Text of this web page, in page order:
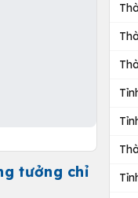
tưởng chỉ